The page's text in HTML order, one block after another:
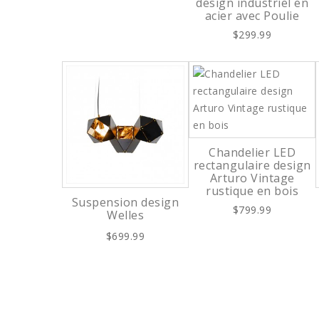
acier avec Poulie
$299.99
Suspension design
Welles
$699.99
Chandelier LED
rectangulaire design
Arturo Vintage
rustique en bois
$799.99